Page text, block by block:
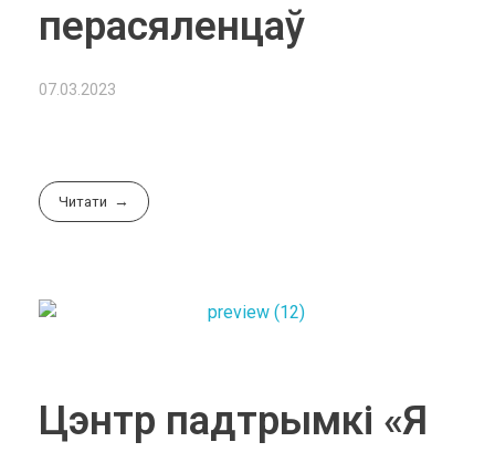
перасяленцаў
07.03.2023
Читати
Цэнтр падтрымкі «Я